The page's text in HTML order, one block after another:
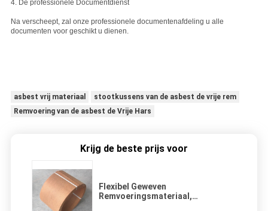
4. De professionele Documentdienst
Na verscheept, zal onze professionele documentenafdeling u alle
documenten voor geschikt u dienen.
asbest vrij materiaal
stootkussens van de asbest de vrije rem
Remvoering van de asbest de Vrije Hars
Krijg de beste prijs voor
Flexibel Geweven
Remvoeringsmateriaal,